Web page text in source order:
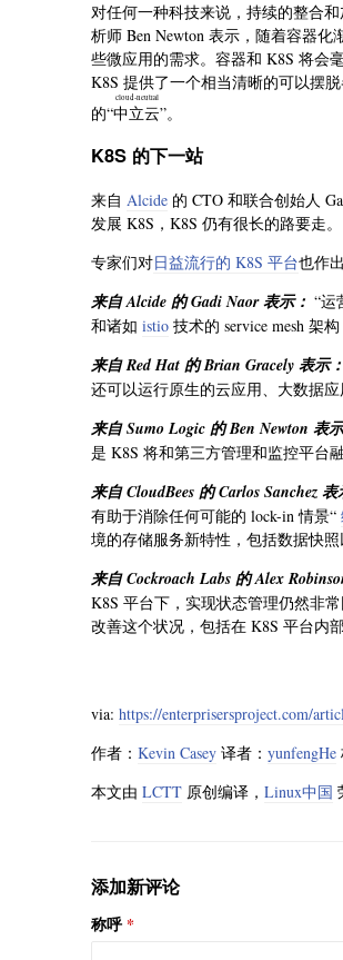
对任何一种科技来说，持续的整合
析师 Ben Newton 表示，随着容器
些微应用的需求。容器和 K8S 将会
K8S 提供了一个相当清晰的可以摆
的“中立云”
cloud-neutral
。
K8S 的下一站
来自 Alcide 的 CTO 和联合创始人
发展 K8S，K8S 仍有很长的路要走。
专家们对日益流行的 K8S 平台也作
来自 Alcide 的 Gadi Naor 表示： “运
和诸如 istio 技术的 service mesh 架
来自 Red Hat 的 Brian Gracely 表示：
还可以运行原生的云应用、大数据
来自 Sumo Logic 的 Ben Newton 表
是 K8S 将和第三方管理和监控平台
来自 CloudBees 的 Carlos Sanchez 表
有助于消除任何可能的 lock-in 情景“
境的存储服务新特性，包括数据快
来自 Cockroach Labs 的 Alex
K8S 平台下，实现状态管理仍然非
改善这个状况，包括在 K8S 平台内
via: https://enterprisersproject.com/
作者： Kevin Casey 译者： yunfengHe
本文由 LCTT 原创编译， Linux中国
添加新评论
称呼